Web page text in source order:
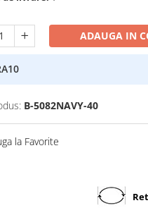
ADAUGA IN
B-5082NAVY-40
la Favorite